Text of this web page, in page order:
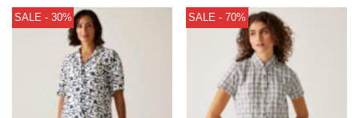
SALE - 30% SALE - 70%